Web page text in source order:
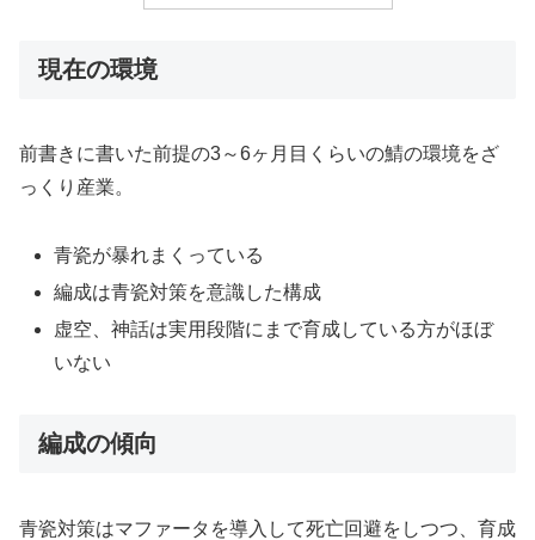
現在の環境
前書きに書いた前提の3～6ヶ月目くらいの鯖の環境をざ
っくり産業。
青瓷が暴れまくっている
編成は青瓷対策を意識した構成
虚空、神話は実用段階にまで育成している方がほぼ
いない
編成の傾向
青瓷対策はマファータを導入して死亡回避をしつつ、育成